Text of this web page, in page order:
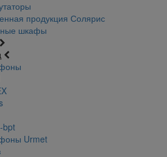
продукция Солярис
шкафы
bpt
Urmet